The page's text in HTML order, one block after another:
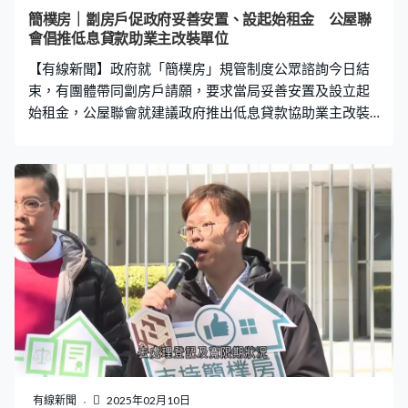
可以提出一個制度化的低息貸款，或免息貸款計劃，令到
繼續有心營運符合簡樸房標準的分間房，可以繼續留在市
延長至四年，降低租戶被迫遷的
簡樸房｜劏房戶促政府妥善安置、設起始租金 公屋聯
會倡推低息貸款助業主改裝單位
【有線新聞】政府就「簡樸房」規管制度公眾諮詢今日結
束，有團體帶同劏房戶請願，要求當局妥善安置及設立起
始租金，公屋聯會就建議政府推出低息貸款協助業主改裝
交超過1,000份意見書，有租戶擔心新政策推行後會失去居
所。劏房租戶：「他們會將簡樸房改建至合格，很多有居
民有機會所住單位是『一劏三、一劏幾』，他們會無故被
業主迫遷，他們被迫遷後可以去甚麼地方？政府會不會關
注我們？」 關注團體希望政府盡量安排受影響租戶原區安
置，又再次強調需要訂立起始租金，避免業主將改裝成本
轉嫁到租客身上。社區組織協會副主任施麗珊：「問過計
劃改裝後收租5,100元，至7,000多、8,000元租金也有業
主說會收。現時劣質劏房居民交租近3,000元，或者板間房
付2,000、1,000多元，最高也只是3,500元，基本上要求
再交更多租金，居民很大壓力。」 劏房支援連線連瑋軒：
有線新聞 2025年02月10日